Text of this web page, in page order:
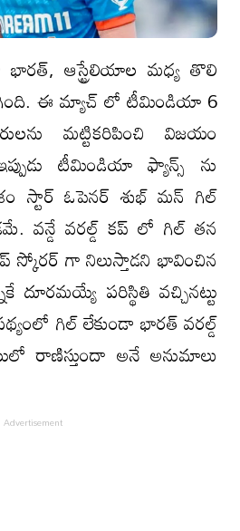
ఆస్ట్రేలియాల మధ్య తొలి
ఈ మ్యాచ్ లో టీమిండియా 6
మట్టికరిపించి విజయం
టీమిండియా ఫ్యాన్స్ ను
స్టార్ ఓపెనర్ శుభ్ మన్ గిల్
వన్డే వరల్డ్ కప్ లో గిల్ తన
స్కోరర్ గా నిలుస్తాడని భావించిన
దూరమయ్యే పరిస్థితి వచ్చినట్టు
గిల్ లేకుండా భారత్ వరల్డ్
రాణిస్తుందా అనే అనుమాలు